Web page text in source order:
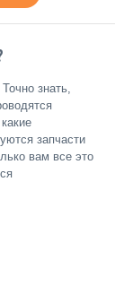
знать,
запчасти
вам все это